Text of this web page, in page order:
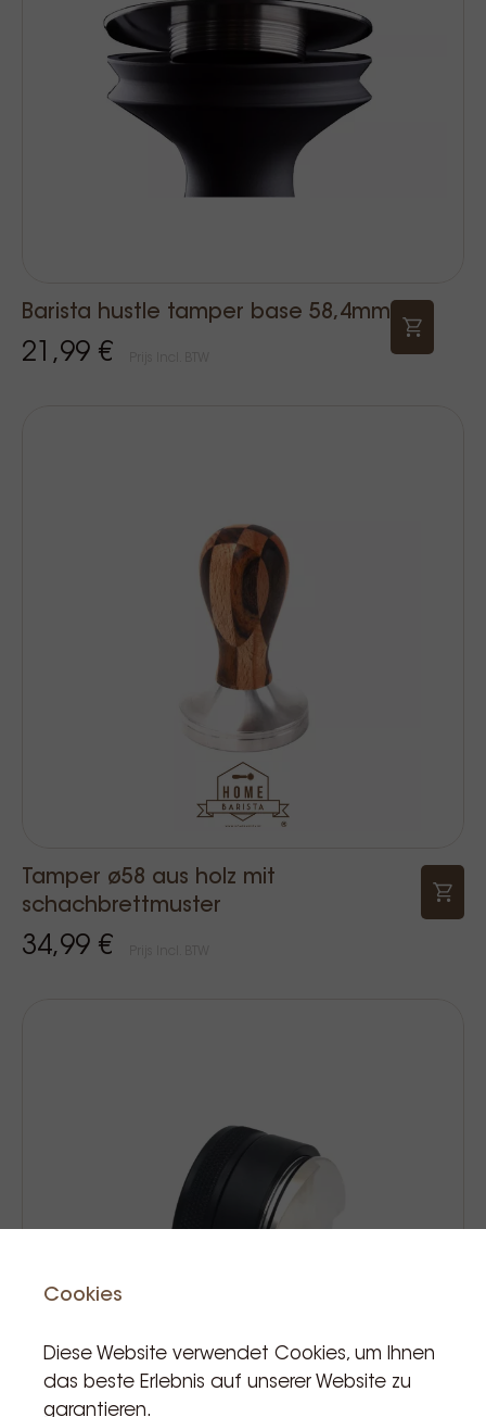
Barista hustle tamper base 58,4mm
21,99 €
Tamper ø58 aus holz mit
schachbrettmuster
34,99 €
Cookies
Diese Website verwendet Cookies, um Ihnen
das beste Erlebnis auf unserer Website zu
garantieren.